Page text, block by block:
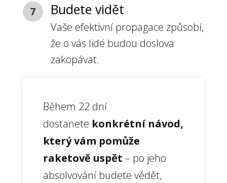
7
Budete vidět
Vaše efektivní propagace způsobí,
že o vás lidé budou doslova
zakopávat.
Během 22 dní
dostanete konkrétní návod,
který vám pomůže
raketově uspět – po jeho
absolvování budete vědět,